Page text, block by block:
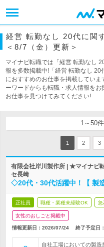
経営 転勤なし 20代に関
＜8/7（金）更新＞
マイナビ転職では「経営 転勤なし
報を多数掲載中!「経営 転勤なし
におすすめのお仕事を掲載してい
ーワードからも転職・求人情報を
お仕事を見つけてみてください!
1～50
1 2 3
有限会社岸川製作所 | ★マイナビ
セ長崎
◇20代・30代活躍中！【 製
正社員 職種・業種未経験OK 急
女性のおしごと掲載中
情報更新日：2026/07/24 終了予定日：
自社工場においての製